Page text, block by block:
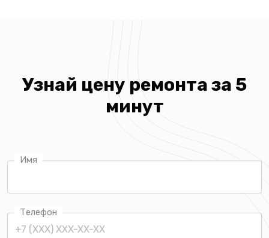
Узнай цену ремонта за 5
минут
Имя
Телефон